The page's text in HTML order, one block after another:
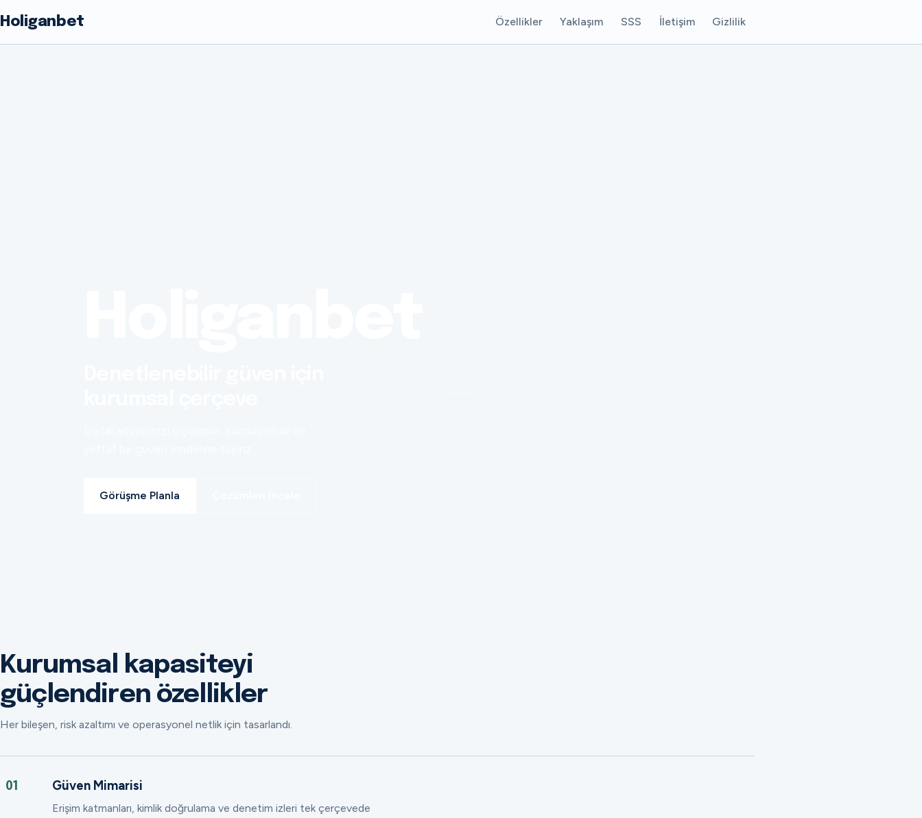
Holiganbet Özellikler Yaklaşım SSS İletişim Gizlilik
Görüşme Planla
Kurumsal kapasiteyi
güçlendiren özellikler
Her bileşen, risk azaltımı ve operasyonel netlik için tasarlandı.
01 Güven Mimarisi
Erişim katmanları, kimlik doğrulama ve denetim izleri tek çerçevede